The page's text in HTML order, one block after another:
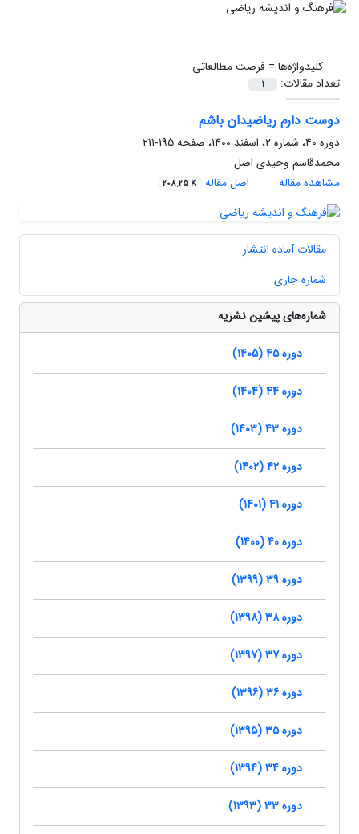
کلیدواژه‌ها =فرصت مطالعاتی
تعداد مقالات:
1
دوست دارم ریاضیدان باشم
دوره 40، شماره 2، اسفند 1400، صفحه
195-211
محمدقاسم وحیدی اصل
مشاهده مقاله
اصل مقاله 208.25 K
مقالات آماده انتشار
شماره جاری
شماره‌های پیشین نشریه
دوره 45 (1405)
دوره 44 (1404)
دوره 43 (1403)
دوره 42 (1402)
دوره 41 (1401)
دوره 40 (1400)
دوره 39 (1399)
دوره 38 (1398)
دوره 37 (1397)
دوره 36 (1396)
دوره 35 (1395)
دوره 34 (1394)
دوره 33 (1393)